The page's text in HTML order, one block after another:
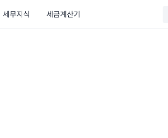
세무지식 세금계산기